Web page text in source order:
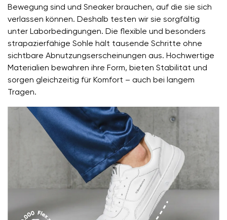
Bewegung sind und Sneaker brauchen, auf die sie sich
verlassen können. Deshalb testen wir sie sorgfältig
unter Laborbedingungen. Die flexible und besonders
strapazierfähige Sohle hält tausende Schritte ohne
sichtbare Abnutzungserscheinungen aus. Hochwertige
Materialien bewahren ihre Form, bieten Stabilität und
sorgen gleichzeitig für Komfort – auch bei langem
Tragen.
Ihr Vor- und Nachname
Variante